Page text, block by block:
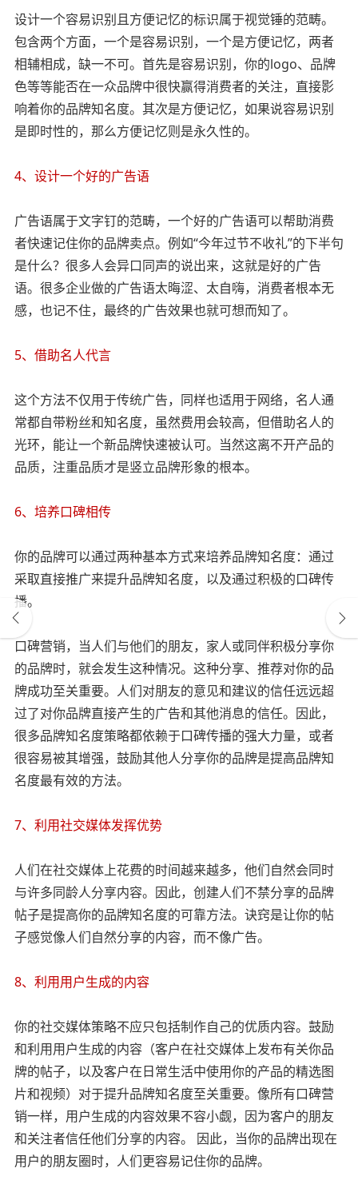
设计一个容易识别且方便记忆的标识属于视觉锤的范畴。
包含两个方面，一个是容易识别，一个是方便记忆，两者
相辅相成，缺一不可。首先是容易识别，你的logo、品牌
色等等能否在一众品牌中很快赢得消费者的关注，直接影
响着你的品牌知名度。其次是方便记忆，如果说容易识别
是即时性的，那么方便记忆则是永久性的。
4、设计一个好的广告语
广告语属于文字钉的范畴，一个好的广告语可以帮助消费
者快速记住你的品牌卖点。例如“今年过节不收礼”的下半句
是什么？很多人会异口同声的说出来，这就是好的广告
语。很多企业做的广告语太晦涩、太自嗨，消费者根本无
感，也记不住，最终的广告效果也就可想而知了。
5、借助名人代言
这个方法不仅用于传统广告，同样也适用于网络，名人通
常都自带粉丝和知名度，虽然费用会较高，但借助名人的
光环，能让一个新品牌快速被认可。当然这离不开产品的
品质，注重品质才是竖立品牌形象的根本。
6、培养口碑相传
你的品牌可以通过两种基本方式来培养品牌知名度：通过
采取直接推广来提升品牌知名度，以及通过积极的口碑传
播。
口碑营销，当人们与他们的朋友，家人或同伴积极分享你
的品牌时，就会发生这种情况。这种分享、推荐对你的品
牌成功至关重要。人们对朋友的意见和建议的信任远远超
过了对你品牌直接产生的广告和其他消息的信任。因此，
很多品牌知名度策略都依赖于口碑传播的强大力量，或者
很容易被其增强，鼓励其他人分享你的品牌是提高品牌知
名度最有效的方法。
7、利用社交媒体发挥优势
人们在社交媒体上花费的时间越来越多，他们自然会同时
与许多同龄人分享内容。因此，创建人们不禁分享的品牌
帖子是提高你的品牌知名度的可靠方法。诀窍是让你的帖
子感觉像人们自然分享的内容，而不像广告。
8、利用用户生成的内容
你的社交媒体策略不应只包括制作自己的优质内容。鼓励
和利用用户生成的内容（客户在社交媒体上发布有关你品
牌的帖子，以及客户在日常生活中使用你的产品的精选图
片和视频）对于提升品牌知名度至关重要。像所有口碑营
销一样，用户生成的内容效果不容小觑，因为客户的朋友
和关注者信任他们分享的内容。 因此，当你的品牌出现在
用户的朋友圈时，人们更容易记住你的品牌。